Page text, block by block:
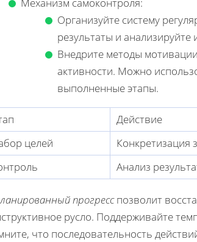
Механизм самоконтроля:
Организуйте систему
результаты и
Внедрите методы
активности. Можно
выполненные этапы.
Действие
целей
Конкретизация
Анализ
прогресспозволит
русло. Поддерживайте
что последовательность